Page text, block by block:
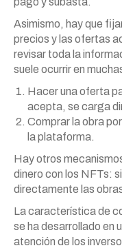
Asimismo, hay que
precios y las ofertas
revisar toda la
suele ocurrir en
Hacer una oferta
acepta, se carga
Comprar la obra
la plataforma.
Hay otros
dinero con los NFTs:
directamente las
La característica de
se ha desarrollado en
atención de los